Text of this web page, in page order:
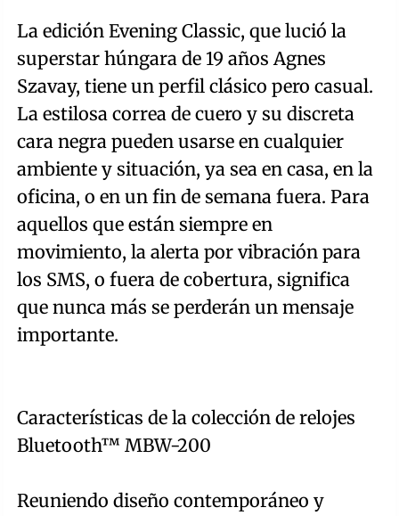
La edición Evening Classic, que lució la
superstar húngara de 19 años Agnes
Szavay, tiene un perfil clásico pero casual.
La estilosa correa de cuero y su discreta
cara negra pueden usarse en cualquier
ambiente y situación, ya sea en casa, en la
oficina, o en un fin de semana fuera. Para
aquellos que están siempre en
movimiento, la alerta por vibración para
los SMS, o fuera de cobertura, significa
que nunca más se perderán un mensaje
importante.
Características de la colección de relojes
Bluetooth™ MBW-200
Reuniendo diseño contemporáneo y